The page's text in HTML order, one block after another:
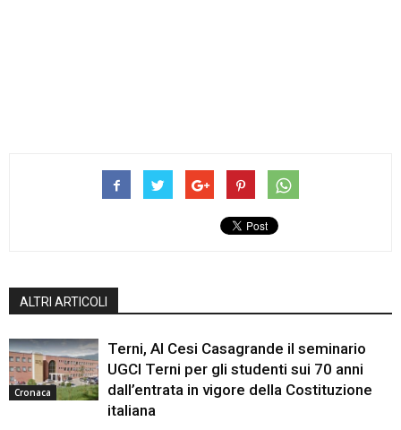
ALTRI ARTICOLI
Cronaca
Terni, Al Cesi Casagrande il seminario
UGCI Terni per gli studenti sui 70 anni
dall’entrata in vigore della Costituzione
italiana